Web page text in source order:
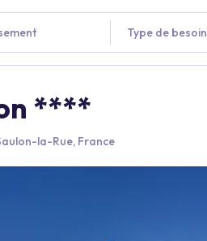
Type de besoin
****
la-Rue, France